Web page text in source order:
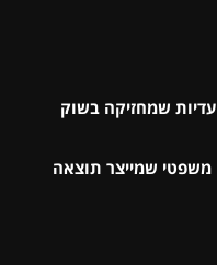
שמחזיקה בשוק
משפטי שמייצר תוצאה